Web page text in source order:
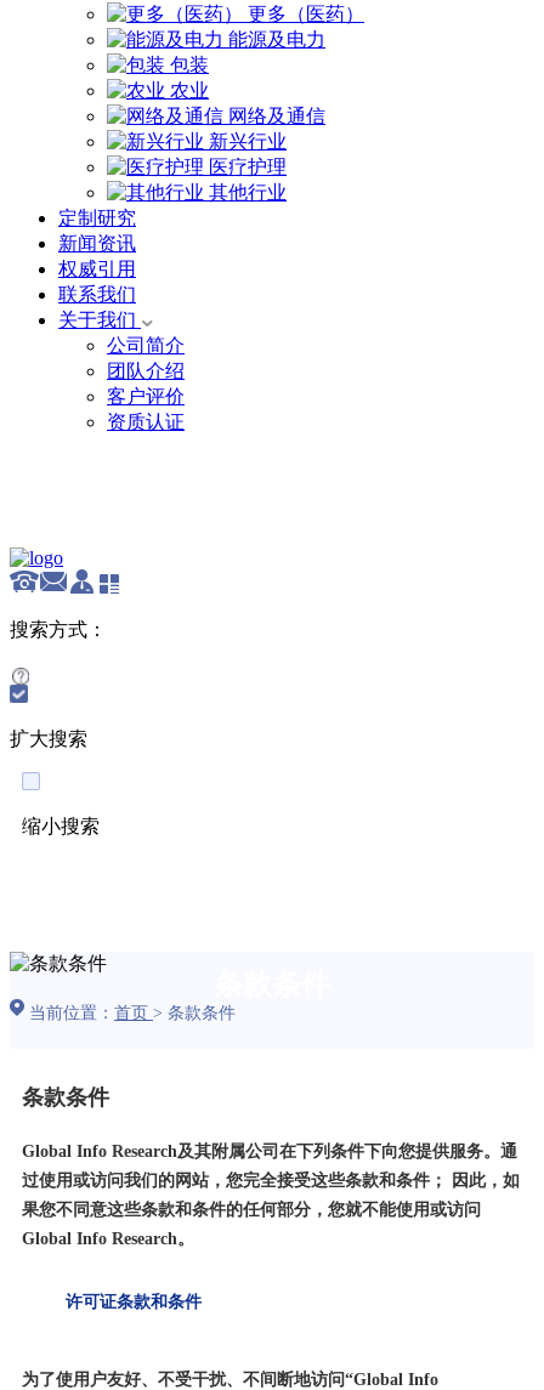
更多（医药）
能源及电力
包装
农业
网络及通信
新兴行业
医疗护理
其他行业
定制研究
新闻资讯
权威引用
联系我们
关于我们
公司简介
团队介绍
客户评价
资质认证
搜索方式：
扩大搜索
缩小搜索
当前位置： 首页 > 条款条件
条款条件
Global Info Research及其附属公司在下列条件下向您提供服务。通
过使用或访问我们的网站，您完全接受这些条款和条件； 因此，如
果您不同意这些条款和条件的任何部分，您就不能使用或访问
Global Info Research。
许可证条款和条件
为了使用户友好、不受干扰、不间断地访问“Global Info